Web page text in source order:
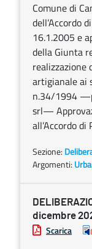
Comune di
dell’Accordo
16.1.2005 e
della Giunta
artigianale ai
n.34/1994
srl—
all’Accordo di
Sezione:
Argomenti:
dicembre
Scarica